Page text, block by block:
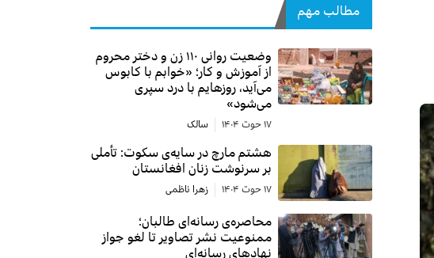
مطالب مهم
وضعیت روانی ۱۱۰ زن و دختر محروم
از آموزش و کار؛ «خوابم با کابوس
می‌آید، روزهایم با درد سپری
می‌شود»
۱۷ حوت ۱۴۰۴ سالک
هشتم مارچ در سایه‌ی سکوت: تأملی
بر سرنوشت زنان افغانستان
۱۷ حوت ۱۴۰۴ زهرا ناظمی
محاصره‌ی رسانه‌ای طالبان؛
ممنوعیت نشر تصاویر تا لغو جواز
نهادهای رسانه‌ای